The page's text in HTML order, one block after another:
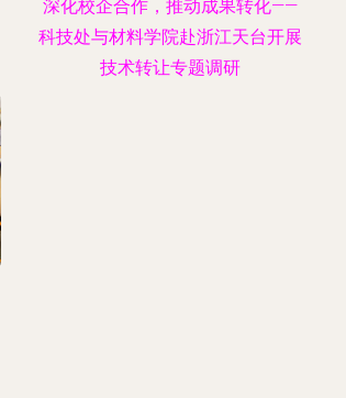
深化校企合作，推动成果转化——
科技处与材料学院赴浙江天台开展
技术转让专题调研